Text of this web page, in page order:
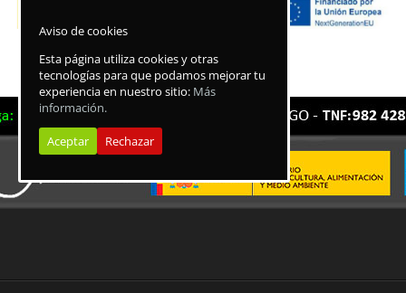
Aviso de cookies
Esta página utiliza cookies y otras
tecnologías para que podamos mejorar tu
experiencia en nuestro sitio: Más
información.
Aceptar Rechazar